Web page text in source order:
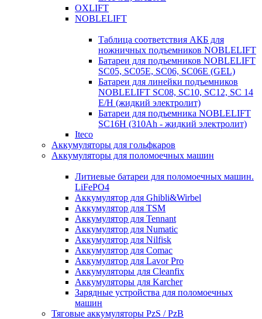
OXLIFT
NOBLELIFT
Таблица соответствия АКБ для
ножничных подъемников NOBLELIFT
Батареи для подъемников NOBLELIFT
SC05, SC05E, SC06, SC06E (GEL)
Батареи для линейки подъемников
NOBLELIFT SC08, SC10, SC12, SC 14
E/H (жидкий электролит)
Батареи для подъемника NOBLELIFT
SC16H (310Ah - жидкий электролит)
Iteco
Аккумуляторы для гольфкаров
Аккумуляторы для поломоечных машин
Литиевые батареи для поломоечных машин.
LiFePO4
Аккумулятор для Ghibli&Wirbel
Аккумулятор для TSM
Аккумулятор для Tennant
Аккумулятор для Numatic
Аккумулятор для Nilfisk
Аккумулятор для Comac
Аккумулятор для Lavor Pro
Аккумуляторы для Cleanfix
Аккумуляторы для Karcher
Зарядные устройства для поломоечных
машин
Тяговые аккумуляторы PzS / PzB